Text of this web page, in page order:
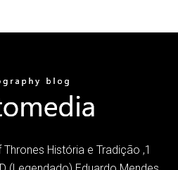
História e Tradição ,1